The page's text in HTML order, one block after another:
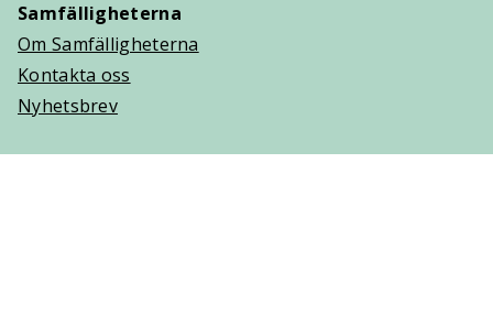
Samfälligheterna
Om Samfälligheterna
Kontakta oss
Nyhetsbrev